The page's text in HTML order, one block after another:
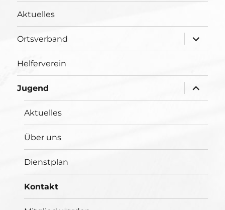
Aktuelles
Ortsverband
öffnen
Helferverein
Jugend
öffnen
Aktuelles
Über uns
Dienstplan
Kontakt